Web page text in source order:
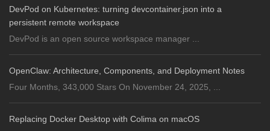
DevPod on Kubernetes: turning devcontainer.json into a
persistent remote workspace
DevPod is an open source workspace manager ...
OpenClaw: Architecture, Components, and Deployment Notes
Four Months, 343,000 Stars On November 24, 2025, ...
Replacing Docker Desktop with Colima on macOS